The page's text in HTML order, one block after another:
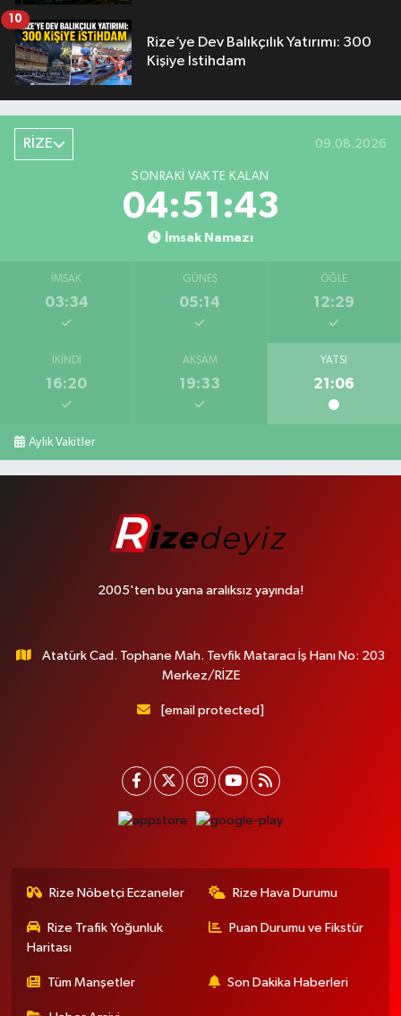
Rize’ye Dev Balıkçılık Yatırımı: 300
Kişiye İstihdam
10
RİZE 09.08.2026
SONRAKI VAKTE KALAN
04:51:42
İmsak Namazı
İMSAK
03:34
GÜNEŞ
05:14
ÖĞLE
12:29
İKINDI
16:20
AKŞAM
19:33
YATSI
21:06
Aylık Vakitler
2005'ten bu yana aralıksız yayında!
Atatürk Cad. Tophane Mah. Tevfik Mataracı İş Hanı No: 203
Merkez/RİZE
[email protected]
Rize Nöbetçi Eczaneler Rize Hava Durumu
Rize Trafik Yoğunluk
Haritası
Puan Durumu ve Fikstür
Tüm Manşetler Son Dakika Haberleri